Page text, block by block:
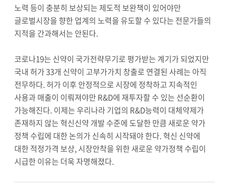
노력 등이 충분히 보상되는 제도적 보완책이 있어야만
글로벌시장을 향한 업계의 노력을 유도할 수 있다는 전문가들의
지적을 간과해서는 안된다.
코로나19는 신약이 국가전략무기로 평가받는 계기가 되었지만
국내 허가 33개 신약이 고부가가치 창출로 연결된 사례는 아직
전무하다. 허가 이후 안정적으로 시장에 정착하고 지속적인
사용과 매출이 이뤄져야만 R&D에 재투자할 수 있는 선순환이
가능해진다. 이제는 우리나라 기업의 R&D능력이 대체약제가
존재하지 않는 혁신신약 개발 수준에 도달한 만큼 새로운 약가
정책 수립에 대한 논의가 신속히 시작돼야 한다. 혁신 신약에
대한 적정가격 보상, 시장안착을 위한 새로운 약가정책 수립이
시급한 이유는 더욱 자명해졌다.